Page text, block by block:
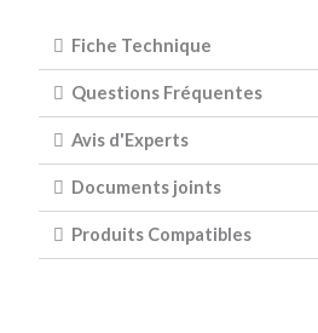
Fiche Technique
Questions Fréquentes
Avis d'Experts
Documents joints
Produits Compatibles